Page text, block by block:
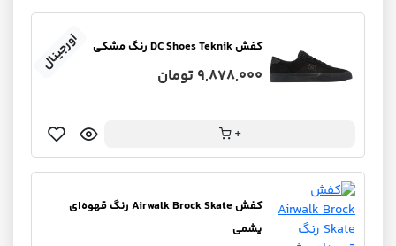
کفش DC Shoes Teknik رنگ مشکی
9,878,000 تومان
+
اورجینال
کفش Airwalk Brock Skate رنگ قهوه‌ای
یشمی